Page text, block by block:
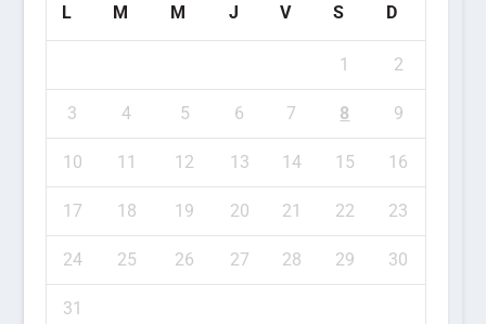
L M M J V S D
1 2
3 4 5 6 7 8 9
10 11 12 13 14 15 16
17 18 19 20 21 22 23
24 25 26 27 28 29 30
31